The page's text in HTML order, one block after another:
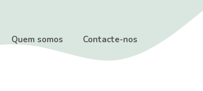
Quem somos Contacte-nos